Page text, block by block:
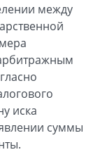
между
иска
суммы